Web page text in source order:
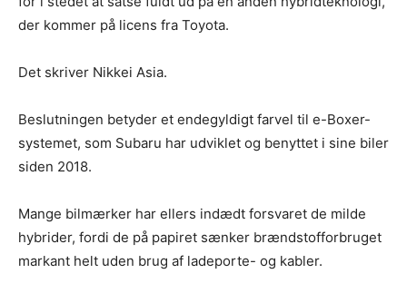
der kommer på licens fra Toyota.
Det skriver Nikkei Asia.
Beslutningen betyder et endegyldigt farvel til e-Boxer-
systemet, som Subaru har udviklet og benyttet i sine biler
siden 2018.
Mange bilmærker har ellers indædt forsvaret de milde
hybrider, fordi de på papiret sænker brændstofforbruget
markant helt uden brug af ladeporte- og kabler.